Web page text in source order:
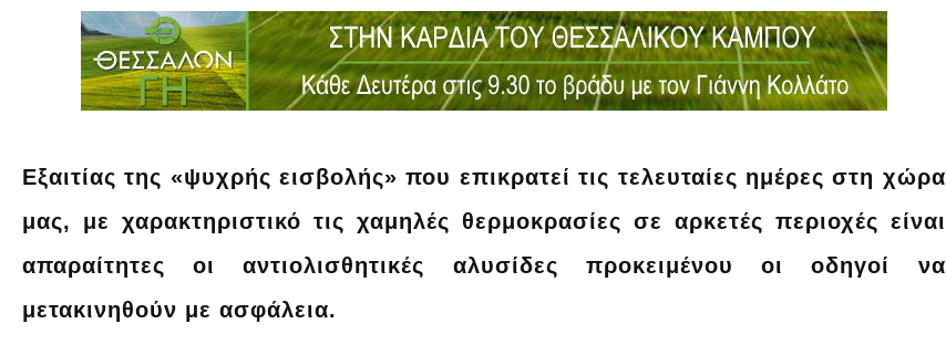
Εξαιτίας της «ψυχρής εισβολής» που επικρατεί τις τελευταίες ημέρες στη χώρα
μας, με χαρακτηριστικό τις χαμηλές θερμοκρασίες σε αρκετές περιοχές είναι
απαραίτητες οι αντιολισθητικές αλυσίδες προκειμένου οι οδηγοί να
μετακινηθούν με ασφάλεια.